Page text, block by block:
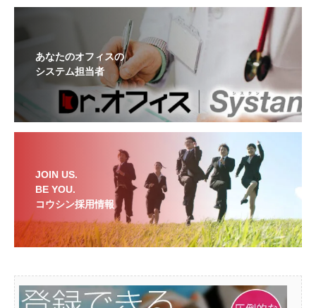
あなたのオフィスの
システム担当者
JOIN US.
BE YOU.
コウシン採用情報